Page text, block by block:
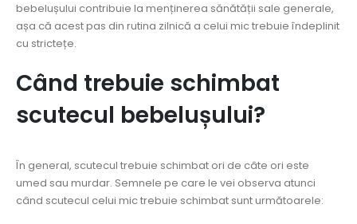
bebelușului contribuie la menținerea sănătății sale generale,
așa că acest pas din rutina zilnică a celui mic trebuie îndeplinit
cu strictețe.
Când trebuie schimbat
scutecul bebelușului?
În general, scutecul trebuie schimbat ori de câte ori este
umed sau murdar. Semnele pe care le vei observa atunci
când scutecul celui mic trebuie schimbat sunt următoarele: